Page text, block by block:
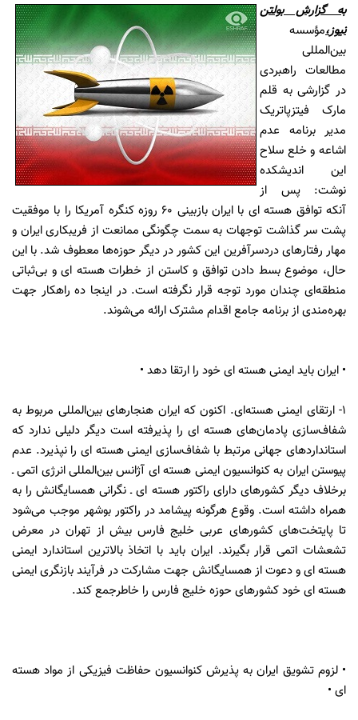
به گزارشبولتن
نیوز،مؤسسه
بین‌المللی
مطالعات راهبردی
در گزارشی به قلم
مارک فیتزپاتریک
مدیر برنامه عدم
اشاعه و خلع سلاح
این اندیشکده
نوشت: پس از
آنکه توافق هسته ای با ایران بازبینی ۶۰ روزه کنگره آمریکا را با موفقیت
پشت سر گذاشت توجهات به سمت چگونگی ممانعت از فریبکاری ایران و
مهار رفتارهای دردسرآفرین این کشور در دیگر حوزه‌ها معطوف شد. با این
حال، موضوع بسط دادن توافق و کاستن از خطرات هسته ای و بی‌ثباتی
منطقه‌ای چندان مورد توجه قرار نگرفته است. در اینجا ده راهکار جهت
بهره‌مندی از برنامه جامع اقدام مشترک ارائه می‌شوند.
• ایران باید ایمنی هسته ای خود را ارتقا دهد •
۱- ارتقای ایمنی هسته‌ای. اکنون که ایران هنجارهای بین‌المللی مربوط به
شفاف‌سازی پادمان‌های هسته ای را پذیرفته است دیگر دلیلی ندارد که
استانداردهای جهانی مرتبط با شفاف‌سازی ایمنی هسته ای را نپذیرد. عدم
پیوستن ایران به کنوانسیون ایمنی هسته ای آژانس بین‌المللی انرژی اتمی ـ
برخلاف دیگر کشورهای دارای راکتور هسته ای ـ نگرانی همسایگانش را به
همراه داشته است. وقوع هرگونه پیشامد در راکتور بوشهر موجب می‌شود
تا پایتخت‌های کشورهای عربی خلیج فارس بیش از تهران در معرض
تشعشات اتمی قرار بگیرند. ایران باید با اتخاذ بالاترین استاندارد ایمنی
هسته ای و دعوت از همسایگانش جهت مشارکت در فرآیند بازنگری ایمنی
هسته ای خود کشورهای حوزه خلیج فارس را خاطرجمع کند.
• لزوم تشویق ایران به پذیرش کنوانسیون حفاظت فیزیکی از مواد هسته
ای •